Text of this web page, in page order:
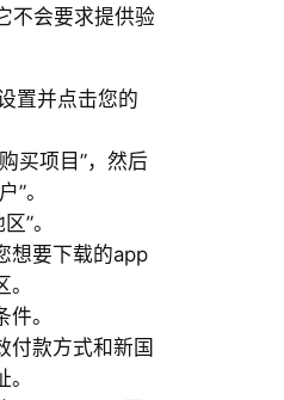
不会要求提供验
置并点击您的
买项目”，然后
”。
”。
想要下载的app
。
付款方式和新国